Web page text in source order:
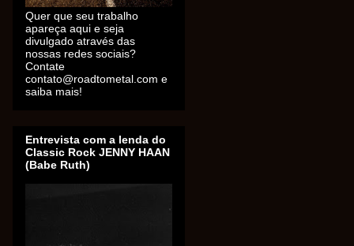
Quer que seu trabalho
apareça aqui e seja
divulgado através das
nossas redes sociais?
Contate
contato@roadtometal.com e
saiba mais!
Entrevista com a lenda do
Classic Rock JENNY HAAN
(Babe Ruth)